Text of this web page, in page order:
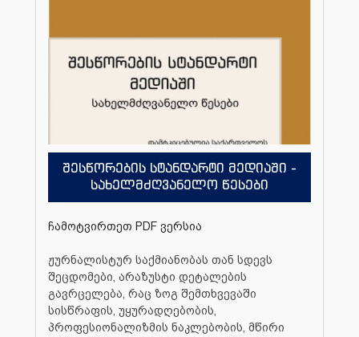
შესწორების სტანდარტი მედიაში -
სახელმძღვანელო წესები
ჩამოტვირთეთ PDF ვერსია
ჟურნალისტურ საქმიანობას თან სდევს
შეცდომები, არაზუსტი დეტალების
გავრცელება, რაც ზოგ შემთხვევაში
სისწრაფის, უყურადღებობის,
პროფესიონალიზმის ნაკლებობის, მწირი